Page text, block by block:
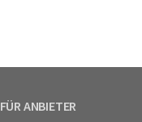
FÜR ANBIETER